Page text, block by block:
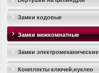
Замки кодовые
Замки межкомнатные
Замки электромеханические
Комплекты ключей,нуклео